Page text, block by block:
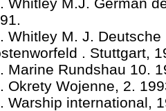
Whitley M. J.
. Stuttgart,
Marine Rundshau 10.
Okrety Wojenne, 2.
Warship international,